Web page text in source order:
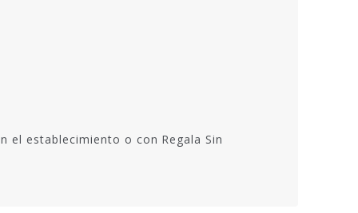
el establecimiento o con Regala Sin